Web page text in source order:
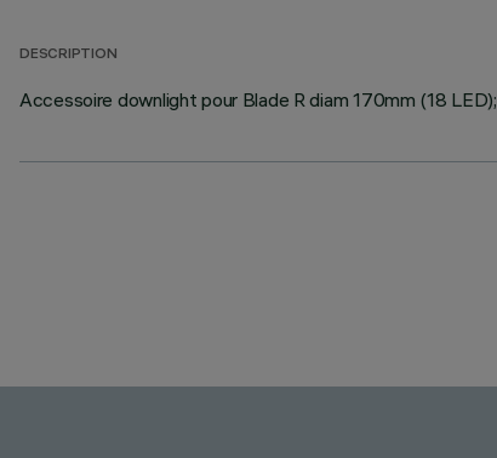
DESCRIPTION
Accessoire downlight pour Blade R diam 170mm (18 LED);